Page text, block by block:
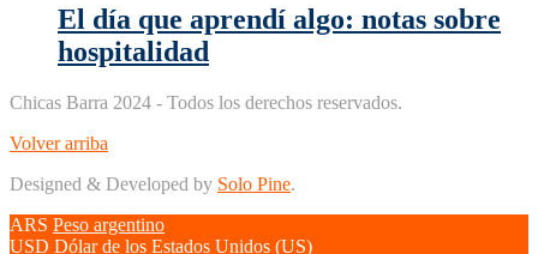
El día que aprendí algo: notas sobre
hospitalidad
Chicas Barra 2024 - Todos los derechos reservados.
Volver arriba
Designed & Developed by Solo Pine.
ARS Peso argentino
USD Dólar de los Estados Unidos (US)